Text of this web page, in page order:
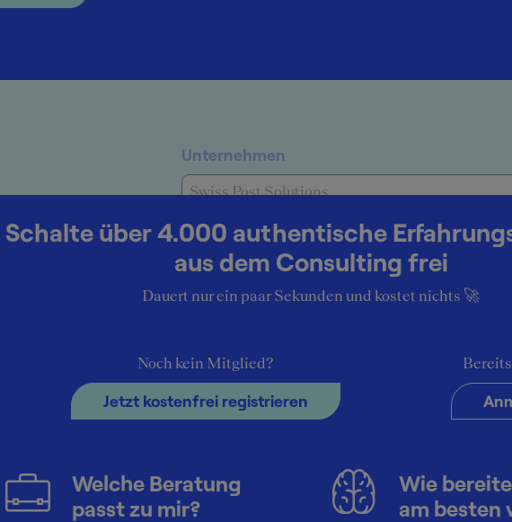
Unternehmen
Swiss Post Solutions
Swiss Post Solutions (Integrated Document
Dualer Student
Schalte über 4.000 authentische
aus dem Consulting frei
Dauert nur ein paar Sekunden und kostet nichts 🚀
Noch kein Mitglied?
Jetzt kostenfrei registrieren
Welche Beratung
passt zu mir?
Wie
am besten